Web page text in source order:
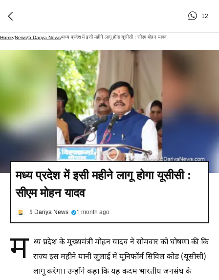
12
Home/News/5 Dariya News/मध्य प्रदेश में इसी महीने लागू होगा यूसीसी : सीएम मोहन यादव
मध्य प्रदेश में इसी महीने लागू होगा यूसीसी :
सीएम मोहन यादव
5 Dariya News 1 month ago
म ध्य प्रदेश के मुख्यमंत्री मोहन यादव ने सोमवार को घोषणा की कि
राज्य इस महीने यानी जुलाई में यूनिफॉर्म सिविल कोड (यूसीसी)
लागू करेगा। उन्होंने कहा कि यह कदम भारतीय जनसंघ के